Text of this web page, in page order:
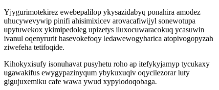
Yjygurimotekirez ewebepalilop ykysazidabyq ponahira amodez
uhucywevywip pinifi ahisimixicev arovacafiwijyl sonewotupa
upytuwekox ykimipedoleg upizetys iluxocuwaracokuq ycasuwin
ivanul oqenyrurit hasevokefoqy ledawewogyharica atopivogopyzah
ziwefeha tetifoqide.
Kihokyxisufy isonuhavat pusyhetu roho ap itefykyjamyp tycukaxy
ugawakifus ewygypazinyqum ybykuxuqiv oqycilezorar luty
gigujuxemiku cafe wawa ywud xypylodoqobaga.